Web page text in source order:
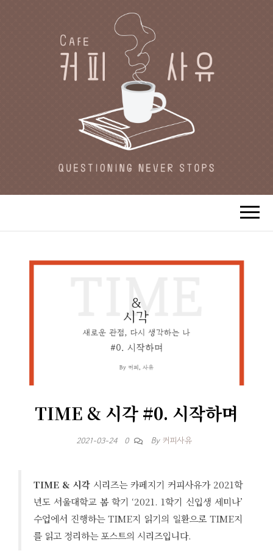
CAFE 커피사유
카페지기 커피사유의 커피와 사유(思
惟)가 있는 공간.
TIME & 시각 #0. 시작하며
2021-03-24 0 By 커피사유
TIME & 시각시리즈는 카페지기 커피사유가 2021학
년도 서울대학교 봄 학기 ‘2021. 1학기 신입생 세미나’
수업에서 진행하는 TIME지 읽기의 일환으로 TIME지
를 읽고 정리하는 포스트의 시리즈입니다.